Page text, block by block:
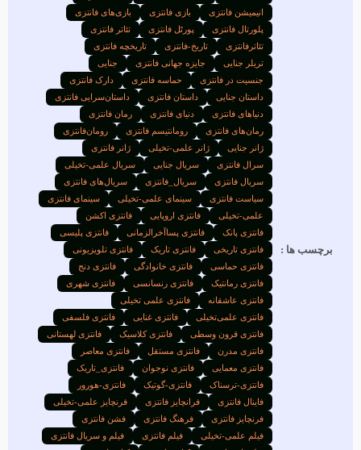
برچسب ها :
انیمیشن فانتزی
بازی فانتزی
بازی‌های فانتزی
پلورتال فانتزی
پورٹل فانتزی
تئاتر فانتزی
تئاترفانتزی
تاریخ-فانتزی
تاریخچه فانتزی
تریلر جنایی
جایزه جهانی فانتزی
جنایی
جنسیت در فانتزی
حماسه فانتزی
دارک فانتزی
داستان جنایی
داستان فانتزی
داستان‌سرایی فانتزی
دنیاهای فانتزی
دنیای فانتزی
رمان فانتزی
رمان‌های فانتزی
رومانتیسم فانتزی
رومان‌فانتزی
ژانر جنایی
ژانر علمی-تخیلی
ژانر فانتزی
سرال فانتزی
سریال جنایی
سریال علمی-تخیلی
سریال فانتزی
سریال_فانتزی
سریال‌های فانتزی
سیاست فانتزی
سینمای علمی-تخیلی
سینمای فانتزی
علمی-تخیلی
فانتزی اروپایی
فانتزی اکشن
فانتزی پانک
فانتزی پساآخرالزمانی
فانتزی پلیسی
فانتزی تاریخی
فانتزی تاریک
فانتزی تلویزیونی
فانتزی حماسی
فانتزی خانوادگی
فانتزی دنج
فانتزی رمانتیک
فانتزی رنسانسی
فانتزی شهری
فانتزی عاشقانه
فانتزی علمی تخیلی
فانتزی علمی‌تخیلی
فانتزی غنایی
فانتزی فلسفی
فانتزی قرون وسطی
فانتزی کلاسیک
فانتزی لهستانی
فانتزی مدرن
فانتزی مستقل
فانتزی معاصر
فانتزی معمایی
فانتزی نوجوان
فانتزی_تاریک
فانتزی-ترسناک
فانتزی-گوتیک
فانتزی-هورور
فاینال فانتزی
فرانچایز فانتزی
فرنچایز علمی-تخیلی
فرنچایز فانتزی
فرهنگ فانتزی
فشن فانتزی
فیلم علمی-تخیلی
فیلم فانتزی
فیلم و سریال فانتزی